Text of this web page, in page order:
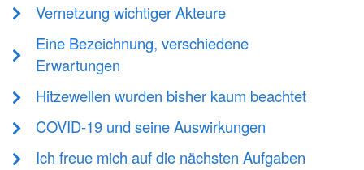
Vernetzung wichtiger Akteure
Eine Bezeichnung, verschiedene
Erwartungen
Hitzewellen wurden bisher kaum beachtet
COVID-19 und seine Auswirkungen
Ich freue mich auf die nächsten Aufgaben